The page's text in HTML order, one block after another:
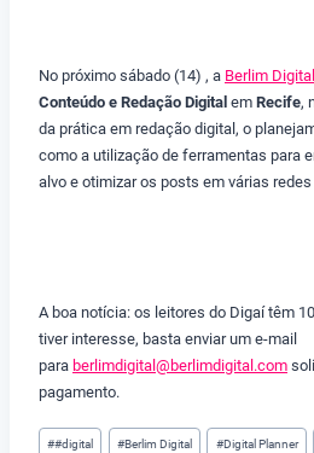
No próximo sábado (14) , a Berlim Digital
Conteúdo e Redação Digital em Recife,
da prática em redação digital, o
como a utilização de ferramentas para
alvo e otimizar os posts em várias
A boa notícia: os leitores do Digaí têm
tiver interesse, basta enviar um e-mail
para berlimdigital@berlimdigital.com
pagamento.
Tags
##digital #Berlim Digital #Digital Planner